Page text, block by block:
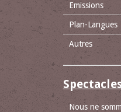
Emissions
Plan-Langues
Autres
Nous ne